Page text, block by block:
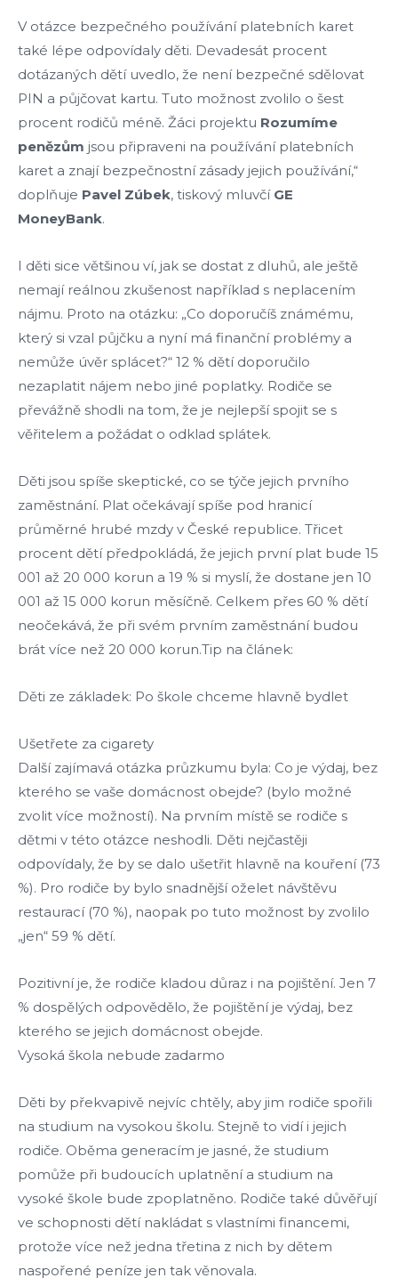
V otázce bezpečného používání platebních karet
také lépe odpovídaly děti. Devadesát procent
dotázaných dětí uvedlo, že není bezpečné sdělovat
PIN a půjčovat kartu. Tuto možnost zvolilo o šest
procent rodičů méně. Žáci projektu Rozumíme
penězům jsou připraveni na používání platebních
karet a znají bezpečnostní zásady jejich používání,“
doplňuje Pavel Zúbek, tiskový mluvčí GE
MoneyBank.
I děti sice většinou ví, jak se dostat z dluhů, ale ještě
nemají reálnou zkušenost například s neplacením
nájmu. Proto na otázku: „Co doporučíš známému,
který si vzal půjčku a nyní má finanční problémy a
nemůže úvěr splácet?“ 12 % dětí doporučilo
nezaplatit nájem nebo jiné poplatky. Rodiče se
převážně shodli na tom, že je nejlepší spojit se s
věřitelem a požádat o odklad splátek.
Děti jsou spíše skeptické, co se týče jejich prvního
zaměstnání. Plat očekávají spíše pod hranicí
průměrné hrubé mzdy v České republice. Třicet
procent dětí předpokládá, že jejich první plat bude 15
001 až 20 000 korun a 19 % si myslí, že dostane jen 10
001 až 15 000 korun měsíčně. Celkem přes 60 % dětí
neočekává, že při svém prvním zaměstnání budou
brát více než 20 000 korun.Tip na článek:
Děti ze základek: Po škole chceme hlavně bydlet
Ušetřete za cigarety
Další zajímavá otázka průzkumu byla: Co je výdaj, bez
kterého se vaše domácnost obejde? (bylo možné
zvolit více možností). Na prvním místě se rodiče s
dětmi v této otázce neshodli. Děti nejčastěji
odpovídaly, že by se dalo ušetřit hlavně na kouření (73
%). Pro rodiče by bylo snadnější oželet návštěvu
restaurací (70 %), naopak po tuto možnost by zvolilo
„jen“ 59 % dětí.
Pozitivní je, že rodiče kladou důraz i na pojištění. Jen 7
% dospělých odpovědělo, že pojištění je výdaj, bez
kterého se jejich domácnost obejde.
Vysoká škola nebude zadarmo
Děti by překvapivě nejvíc chtěly, aby jim rodiče spořili
na studium na vysokou školu. Stejně to vidí i jejich
rodiče. Oběma generacím je jasné, že studium
pomůže při budoucích uplatnění a studium na
vysoké škole bude zpoplatněno. Rodiče také důvěřují
ve schopnosti dětí nakládat s vlastními financemi,
protože více než jedna třetina z nich by dětem
naspořené peníze jen tak věnovala.